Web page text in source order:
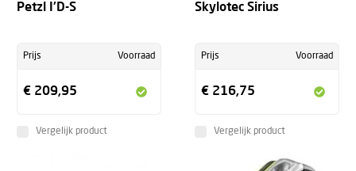
Petzl I'D-S
Prijs Voorraad
€ 209,95
Vergelijk product
Skylotec Sirius
Prijs Voorraad
€ 216,75
Vergelijk product